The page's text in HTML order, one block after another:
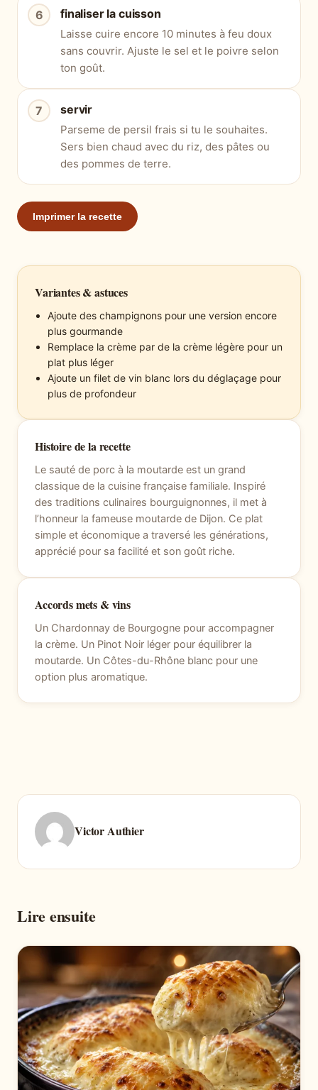
finaliser la cuisson
Laisse cuire encore 10 minutes à feu doux
sans couvrir. Ajuste le sel et le poivre selon
ton goût.
servir
Parseme de persil frais si tu le souhaites.
Sers bien chaud avec du riz, des pâtes ou
des pommes de terre.
Imprimer la recette
Variantes & astuces
Ajoute des champignons pour une version encore
plus gourmande
Remplace la crème par de la crème légère pour un
plat plus léger
Ajoute un filet de vin blanc lors du déglaçage pour
plus de profondeur
Histoire de la recette
Le sauté de porc à la moutarde est un grand
classique de la cuisine française familiale. Inspiré
des traditions culinaires bourguignonnes, il met à
l’honneur la fameuse moutarde de Dijon. Ce plat
simple et économique a traversé les générations,
apprécié pour sa facilité et son goût riche.
Accords mets & vins
Un Chardonnay de Bourgogne pour accompagner
la crème. Un Pinot Noir léger pour équilibrer la
moutarde. Un Côtes-du-Rhône blanc pour une
option plus aromatique.
Victor Authier
Lire ensuite